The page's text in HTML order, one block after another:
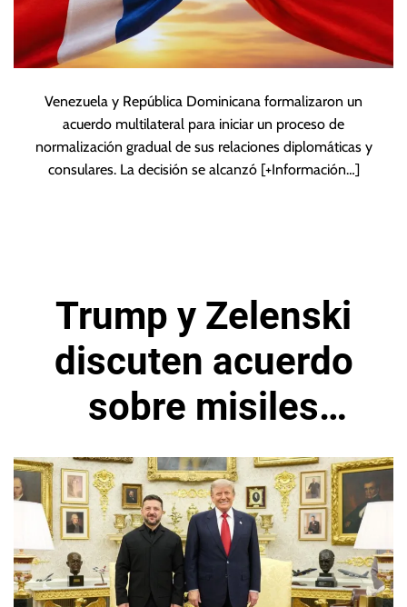
Venezuela y República Dominicana formalizaron un
acuerdo multilateral para iniciar un proceso de
normalización gradual de sus relaciones diplomáticas y
consulares. La decisión se alcanzó [+Información…]
Trump y Zelenski
discuten acuerdo
sobre misiles
Patriot